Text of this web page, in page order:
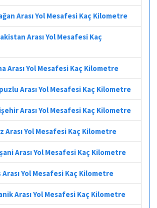
Arası Yol Mesafesi Kaç Kilometre
Arası Yol Mesafesi Kaç
Arası Yol Mesafesi Kaç Kilometre
Arası Yol Mesafesi Kaç Kilometre
Arası Yol Mesafesi Kaç Kilometre
Arası Yol Mesafesi Kaç Kilometre
Arası Yol Mesafesi Kaç Kilometre
Arası Yol Mesafesi Kaç Kilometre
Arası Yol Mesafesi Kaç Kilometre